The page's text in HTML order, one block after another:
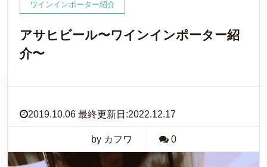
ワインインポーター紹介
アサヒビール〜ワインインポーター紹
介〜
2019.10.06 最終更新日:2022.12.17
by カフワ 0